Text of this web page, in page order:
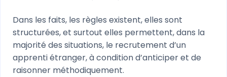
Dans les faits, les règles existent, elles sont
structurées, et surtout elles permettent, dans la
majorité des situations, le recrutement d’un
apprenti étranger, à condition d’anticiper et de
raisonner méthodiquement.